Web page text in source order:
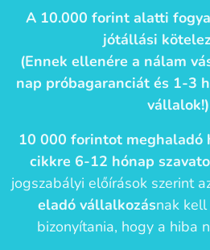
A 10.000 forint alatti
jótállási
(Ennek ellenére a nálam
nap próbagaranciát és 1-3
vállalok!)
10 000 forintot meghaladó
cikkre 6-12 hónap
jogszabályi előírások szerint
eladó vállalkozásnak
bizonyítania, hogy a hiba